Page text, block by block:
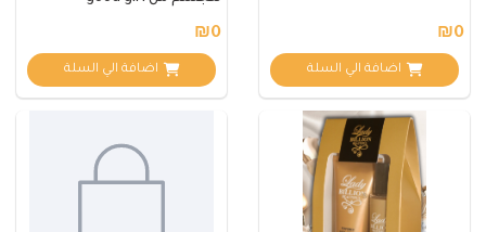
₪0
اضافة الي السلة
₪0
اضافة الي السلة